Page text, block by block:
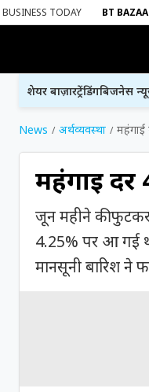
BUSINESS TODAY BT
शेयर बाज़ारट्रेंडिंगबिजनेस
News अर्थव्यवस्था
महंगाई
जून महीने की
4.25% पर आ गई
मानसूनी बारिश ने